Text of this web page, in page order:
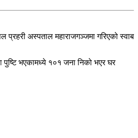
अस्पताल महाराजगञ्जमा गरिएको स्वाब
पुष्टि भएकामध्ये १०१ जना निको भएर घर